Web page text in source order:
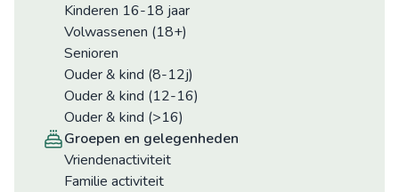
Kinderen 16-18 jaar
Volwassenen (18+)
Senioren
Ouder & kind (8-12j)
Ouder & kind (12-16)
Ouder & kind (>16)
groepen en gelegenheden
Vriendenactiviteit
Familie activiteit